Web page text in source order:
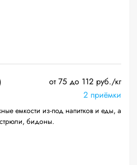
от 75 до 112 руб./кг
2 приёмки
емкости из-под напитков и еды, а
бидоны.